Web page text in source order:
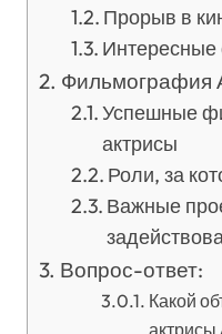
Прорыв в
Интересные
Фильмография
Успешные
актрисы
Роли, за
Важные
Вопрос-ответ:
Какой